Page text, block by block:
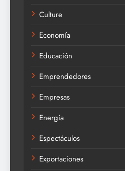
Culture
Economía
Educación
Emprendedores
Empresas
Energía
Espectáculos
Exportaciones